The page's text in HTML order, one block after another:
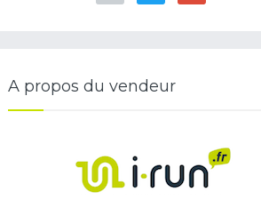
A propos du vendeur